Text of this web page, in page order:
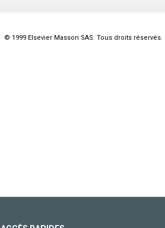
© 1999 Elsevier Masson SAS. Tous droits réservés.